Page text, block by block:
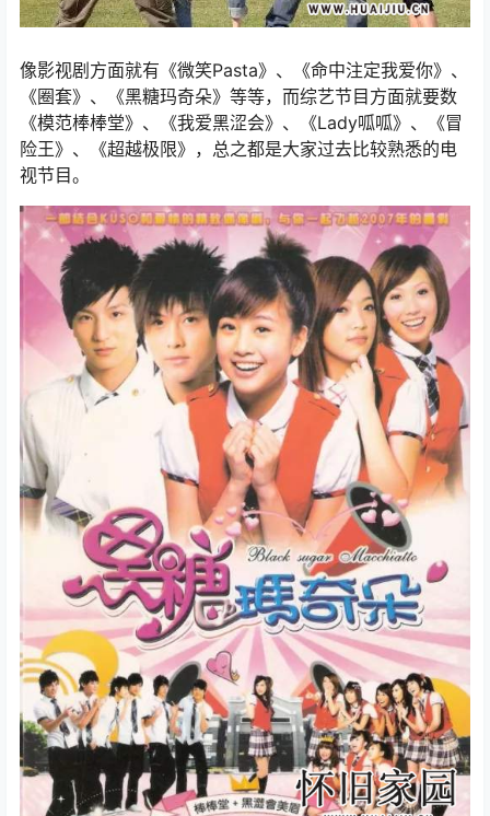
像影视剧方面就有《微笑Pasta》、《命中注定我爱你》、
《圈套》、《黑糖玛奇朵》等等，而综艺节目方面就要数
《模范棒棒堂》、《我爱黑涩会》、《Lady呱呱》、《冒
险王》、《超越极限》，总之都是大家过去比较熟悉的电
视节目。